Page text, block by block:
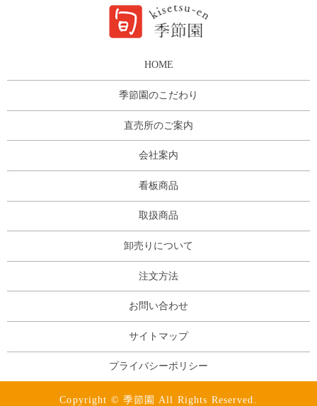
HOME
季節園のこだわり
直売所のご案内
会社案内
看板商品
取扱商品
卸売りについて
注文方法
お問い合わせ
サイトマップ
プライバシーポリシー
Copyright © 季節園 All Rights Reserved.